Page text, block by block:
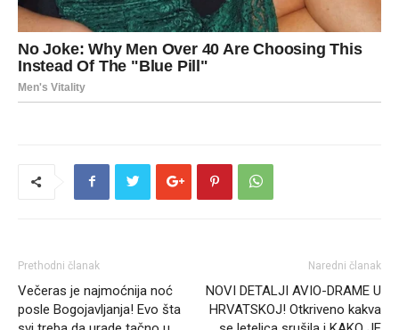
Prethodni članak
Večeras je najmoćnija noć
posle Bogojavljanja! Evo šta
Naredni članak
NOVI DETALJI AVIO-DRAME U
HRVATSKOJ! Otkriveno kakva